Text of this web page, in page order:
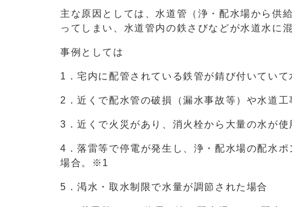
主な原因としては、水道管（浄・配水場から供
ってしまい、水道管内の鉄さびなどが水道水に
事例としては
1．宅内に配管されている鉄管が錆び付いてい
2．近くで配水管の破損（漏水事故等）や水道工
3．近くで火災があり、消火栓から大量の水が使
4．落雷等で停電が発生し、浄・配水場の配水
場合。※1
5．渇水・取水制限で水量が調節された場合